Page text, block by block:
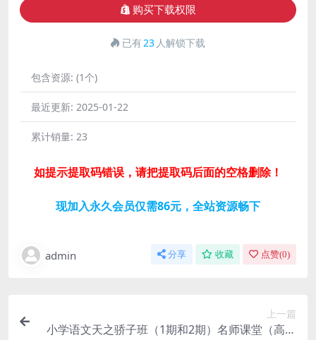
购买下载权限
已有23 人解锁下载
包含资源: (1个)
最近更新: 2025-01-22
累计销量: 23
如提示提取码错误，请把提取码后面的空格删除！
现加入永久会员仅需86元，全站资源畅下
admin 分享 收藏 点赞(0)
上一篇
小学语文天之骄子班（1期和2期）名师课堂（高清